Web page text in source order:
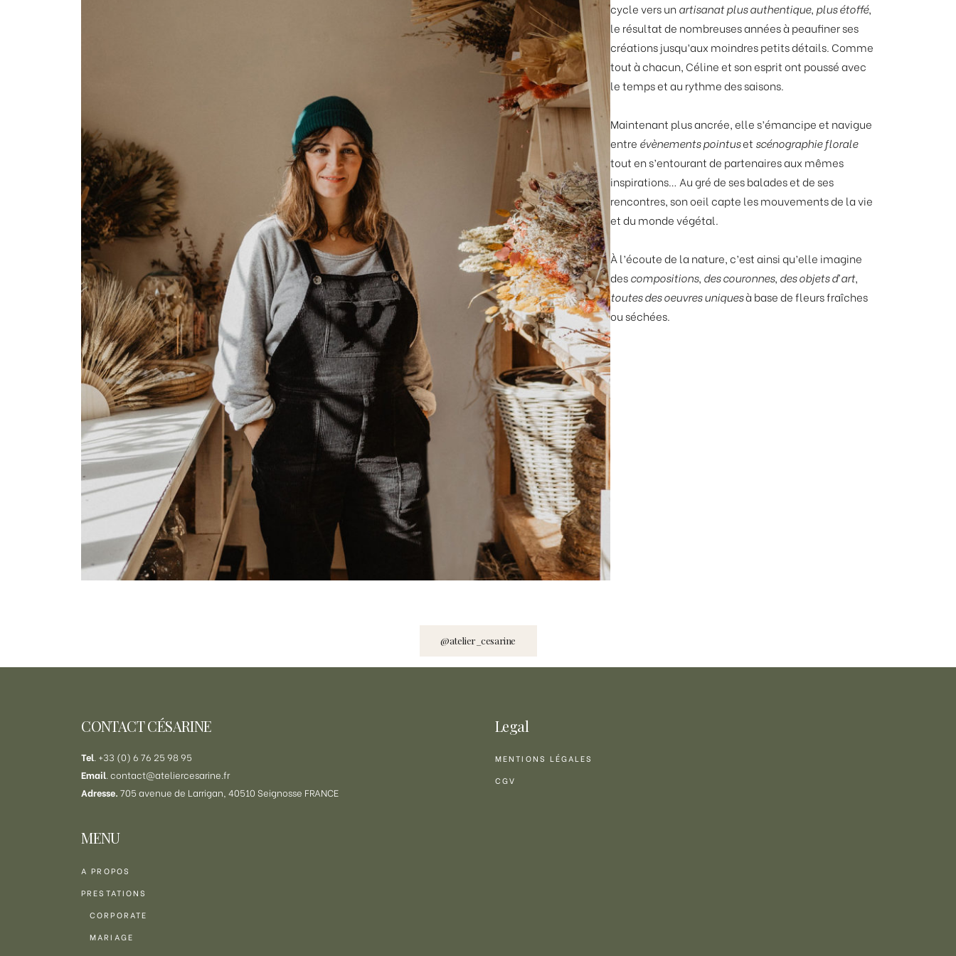
cycle vers unartisanat plus authentique, plus étoffé,
le résultat de nombreuses années à peaufiner ses
créations jusqu’aux moindres petits détails. Comme
tout à chacun, Céline et son esprit ont poussé avec
le temps et au rythme des saisons.
Maintenant plus ancrée, elle s’émancipe et navigue
entre évènements pointuset scénographie florale
tout en s’entourant de partenaires aux mêmes
inspirations… Au gré de ses balades et de ses
rencontres, son oeil capte les mouvements de la vie
et du monde végétal.
À l’écoute de la nature, c’est ainsi qu’elle imagine
descompositions, des couronnes, des objets d’art,
toutes des oeuvres uniquesà base de fleurs fraîches
ou séchées.
@atelier_cesarine
Footer
CONTACT CÉSARINE
Tel . +33 (0) 6 76 25 98 95
Email .contact@ateliercesarine.fr
Adresse. 705 avenue de Larrigan, 40510 Seignosse FRANCE
MENU
A PROPOS
PRESTATIONS
CORPORATE
MARIAGE
Legal
MENTIONS LÉGALES
CGV